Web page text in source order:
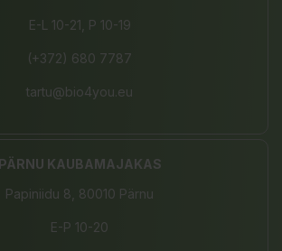
E-L 10-21, P 10-19
(+372) 680 7787
tartu@bio4you.eu
PÄRNU KAUBAMAJAKAS
Papiniidu 8, 80010 Pärnu
E-P 10-20